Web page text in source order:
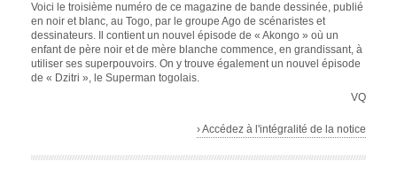
Voici le troisième numéro de ce magazine de bande dessinée, publié
en noir et blanc, au Togo, par le groupe Ago de scénaristes et
dessinateurs. Il contient un nouvel épisode de « Akongo » où un
enfant de père noir et de mère blanche commence, en grandissant, à
utiliser ses superpouvoirs. On y trouve également un nouvel épisode
de « Dzitri », le Superman togolais.
VQ
› Accédez à l'intégralité de la notice